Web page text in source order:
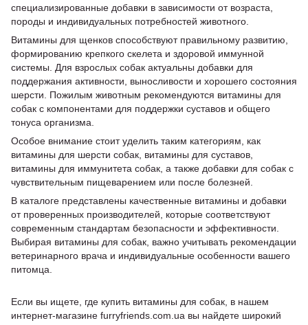
специализированные добавки в зависимости от возраста,
породы и индивидуальных потребностей животного.
Витамины для щенков способствуют правильному развитию,
формированию крепкого скелета и здоровой иммунной
системы. Для взрослых собак актуальны добавки для
поддержания активности, выносливости и хорошего состояния
шерсти. Пожилым животным рекомендуются витамины для
собак с компонентами для поддержки суставов и общего
тонуса организма.
Особое внимание стоит уделить таким категориям, как
витамины для шерсти собак, витамины для суставов,
витамины для иммунитета собак, а также добавки для собак с
чувствительным пищеварением или после болезней.
В каталоге представлены качественные витамины и добавки
от проверенных производителей, которые соответствуют
современным стандартам безопасности и эффективности.
Выбирая витамины для собак, важно учитывать рекомендации
ветеринарного врача и индивидуальные особенности вашего
питомца.
Если вы ищете, где купить витамины для собак, в нашем
интернет-магазине furryfriends.com.ua вы найдете широкий